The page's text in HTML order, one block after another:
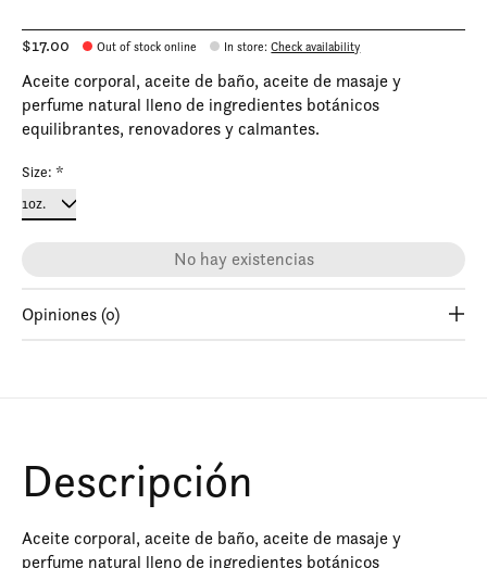
$17.00 Out of stock online In store:Check availability
Aceite corporal, aceite de baño, aceite de masaje y
perfume natural lleno de ingredientes botánicos
equilibrantes, renovadores y calmantes.
Size: *
No hay existencias
Opiniones (0)
Descripción
Aceite corporal, aceite de baño, aceite de masaje y
perfume natural lleno de ingredientes botánicos